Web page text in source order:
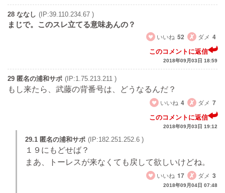
28 ななし (IP:39.110.234.67 )
まじで。このスレ立てる意味あんの？
いいね 52 ダメ 4
このコメントに返信
2018年09月03日 18:59
29 匿名の浦和サポ (IP:1.75.213.211 )
もし来たら、武藤の背番号は、どうなるんだ？
いいね 4 ダメ 7
このコメントに返信
2018年09月03日 19:12
29.1 匿名の浦和サポ (IP:182.251.252.6 )
１９にもどせば？
まあ、トーレスが来なくても戻して欲しいけどね。
いいね 17 ダメ 3
2018年09月04日 07:48